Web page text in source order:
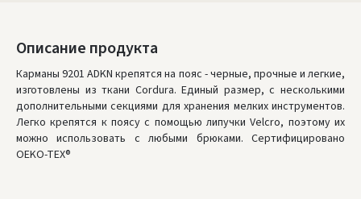
LP Express paštomatai
Вторник, Август 11 d.
LP Express kurjeris- 4.00 €
Вторник, Август 11 d.
ЗАКАЗЫ ОТ
80 € БЕСПЛАТНАЯ ДОСТАВКА!
Описание продукта
Карманы 9201 ADKN крепятся на пояс - черные, прочные и легкие,
изготовлены из ткани Cordura. Единый размер, с несколькими
дополнительными секциями для хранения мелких инструментов.
Легко крепятся к поясу с помощью липучки Velcro, поэтому их
можно использовать с любыми брюками. Сертифицировано
OEKO-TEX®